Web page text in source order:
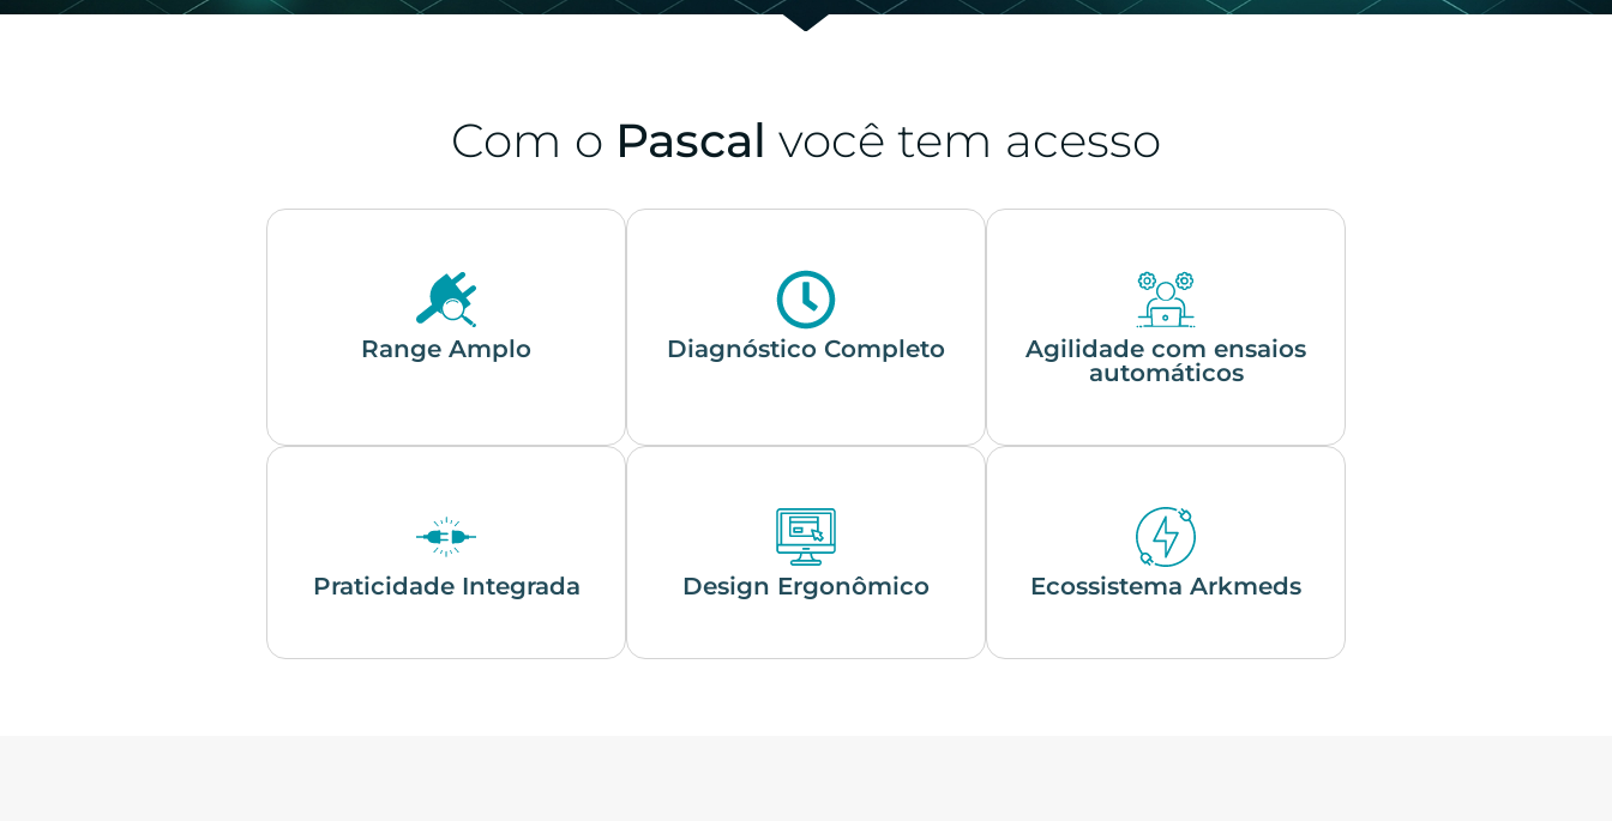
Com o Pascal você tem acesso
Range Amplo Diagnóstico Completo
Agilidade com ensaios
automáticos
Praticidade Integrada Design Ergonômico Ecossistema Arkmeds